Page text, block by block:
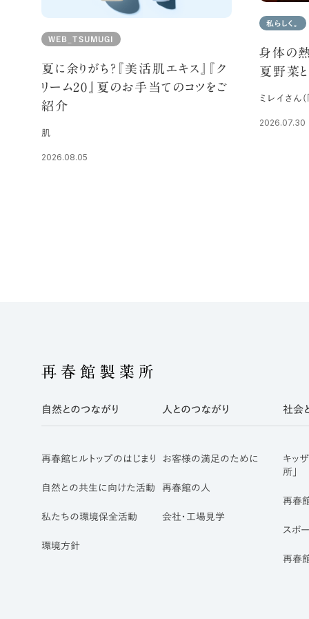
WEB_TSUMUGI
夏に余りがち？『美活肌エキス』『ク
リーム20』夏のお手当てのコツをご
紹介
肌
2026.08.05
私らしく。
身体の
夏野菜
ミレイさん
2026.07.30
自然とのつながり
再春館ヒルトップのはじまり
自然との共生に向けた活動
私たちの環境保全活動
環境方針
人とのつながり
お客様の満足のために
再春館の人
会社・工場見学
社会
キッ
所」
再春
スポ
再春